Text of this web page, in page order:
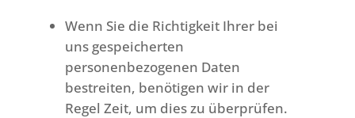
Wenn Sie die Richtigkeit Ihrer bei
uns gespeicherten
personenbezogenen Daten
bestreiten, benötigen wir in der
Regel Zeit, um dies zu überprüfen.